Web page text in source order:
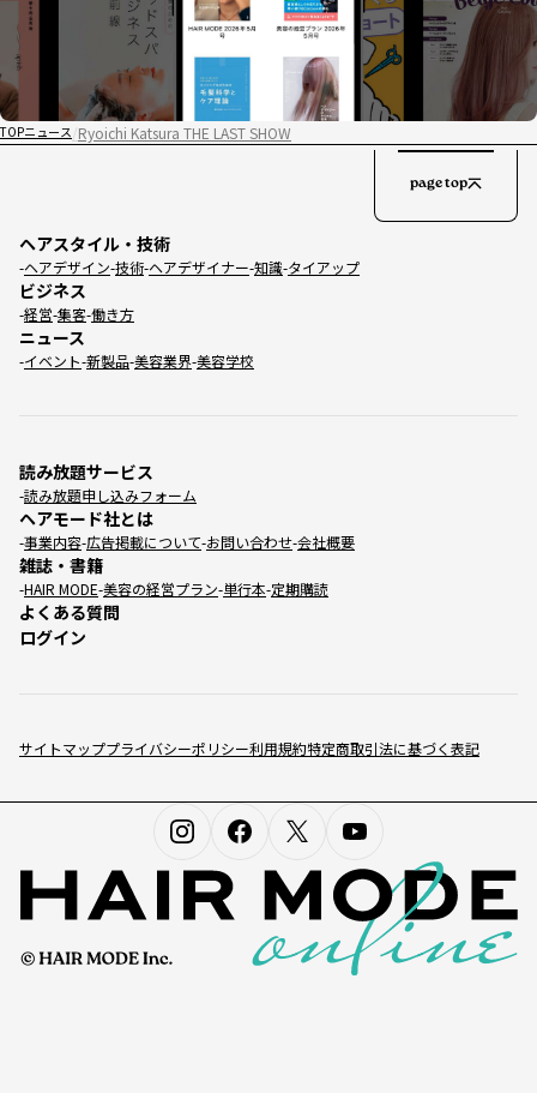
TOPニュース Ryoichi Katsura THE LAST SHOW
サイトマッププライバシーポリシー利用規約特定商取引法に基づく表記
ヘアスタイル・技術
ヘアデザイン 技術 ヘアデザイナー 知識 タイアップ
ビジネス
経営 集客 働き方
ニュース
イベント 新製品 美容業界 美容学校
読み放題サービス
読み放題申し込みフォーム
ヘアモード社とは
事業内容 広告掲載について お問い合わせ 会社概要
雑誌・書籍
HAIR MODE 美容の経営プラン 単行本 定期購読
よくある質問
ログイン
page top